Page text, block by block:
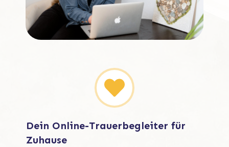
Dein Online-Trauerbegleiter für
Zuhause